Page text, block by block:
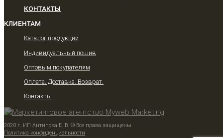
КОНТАКТЫ
КЛИЕНТАМ
Каталог продукции
Индивидуальный пошив
Оптовым покупателям
Оплата. Доставка. Возврат.
Контакты
2020 г. ИП Антипова Е. В. © Все права защищены.
Политика конфиденциальности